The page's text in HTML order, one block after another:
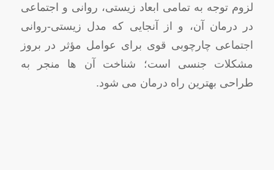
لزوم توجه به تمامی ابعاد زیستی، روانی و اجتماعی
در درمان آن، و از آنجایی که مدل زیستی-روانی
اجتماعی چارچوبی قوی برای عوامل مؤثر در بروز
مشکلات جنسی است؛ شناخت آن ها منجر به
طراحی بهترین راه درمان می شود.